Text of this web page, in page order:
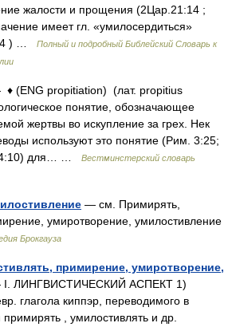
жалости и прощения (2Цар.21:14 ;
имеет гл. «умилосердиться»
) …
Полный и подробный Библейский Словарь к
(ENG propitiation) (лат. propitius
понятие, обозначающее
жертвы во искупление за грех. Нек
используют это понятие (Рим. 3:25;
4:10) для… …
Вестминстерский словарь
— см. Примирять,
умиротворение, умилостивление
Брокгауза
примирение, умиротворение,
ЛИНГВИСТИЧЕСКИЙ АСПЕКТ 1)
глагола киппэр, переводимого в
, умилостивлять и др.